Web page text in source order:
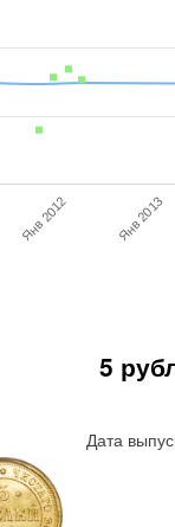
Янв 2012 Янв 2013
5
Дата